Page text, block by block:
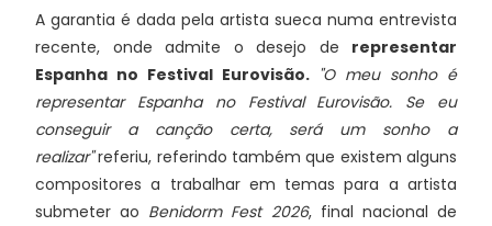
A garantia é dada pela artista sueca numa entrevista
recente, onde admite o desejo de representar
Espanha no Festival Eurovisão. "O meu sonho é
representar Espanha no Festival Eurovisão. Se eu
conseguir a canção certa, será um sonho a
realizar"referiu, referindo também que existem alguns
compositores a trabalhar em temas para a artista
submeter ao Benidorm Fest 2026, final nacional de